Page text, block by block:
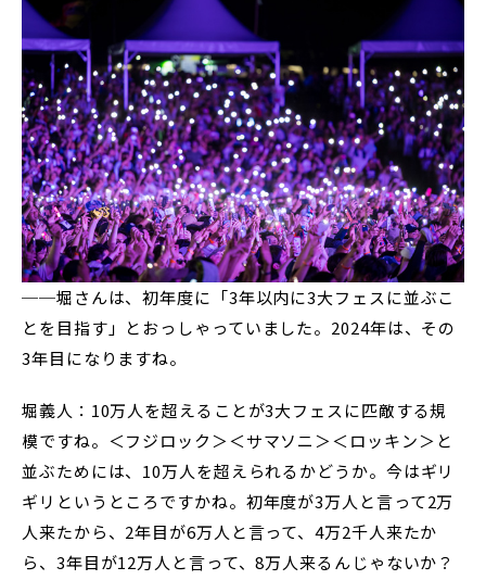
──堀さんは、初年度に「3年以内に3大フェスに並ぶこ
とを目指す」とおっしゃっていました。2024年は、その
3年目になりますね。
堀義人：10万人を超えることが3大フェスに匹敵する規
模ですね。＜フジロック＞＜サマソニ＞＜ロッキン＞と
並ぶためには、10万人を超えられるかどうか。今はギリ
ギリというところですかね。初年度が3万人と言って2万
人来たから、2年目が6万人と言って、4万2千人来たか
ら、3年目が12万人と言って、8万人来るんじゃないか？